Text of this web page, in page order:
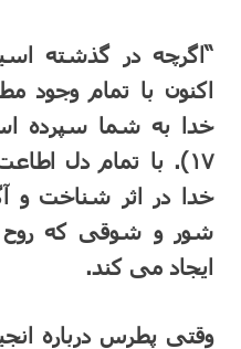
“اگرچه در گذشته
اکنون با تمام وجود
۱۷). با تمام دل
خدا در اثر شناخت
شور و شوقی که
ایجاد می کند.
وقتی پطرس درباره